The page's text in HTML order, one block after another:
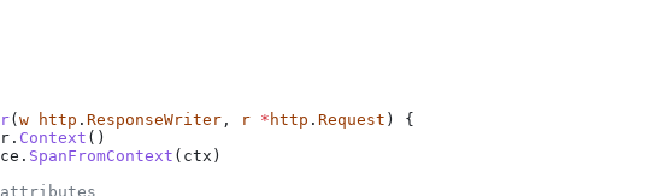
( w http . ResponseWriter , r * http . Request ) {
. Context ()
. SpanFromContext ( ctx )
attributes